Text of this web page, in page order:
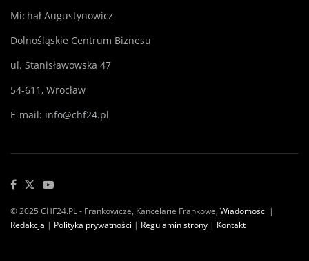
Michał Augustynowicz
Dolnośląskie Centrum Biznesu
ul. Stanisławowska 47
54-611, Wrocław
E-mail: info@chf24.pl
© 2025 CHF24.PL - Frankowicze, Kancelarie Frankowe, Wiadomości |
Redakcja | Polityka prywatności | Regulamin strony | Kontakt